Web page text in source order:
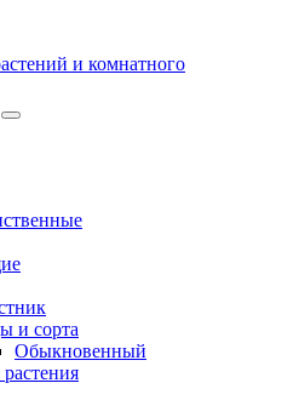
и комнатного
и сорта
Обыкновенный